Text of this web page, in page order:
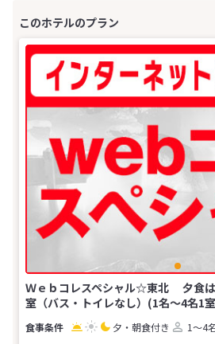
Ｗｅｂコレスペシャル☆東北 夕食
室（バス・トイレなし）(1名～4名1
夕・朝食付き 1～4